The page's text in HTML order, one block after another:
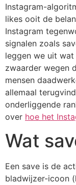
Instagram-
likes ooit de
Instagram
signalen zoals
leggen we uit
zwaarder wegen
mensen
allemaal
onderliggende
over hoe het
Wat
Een save is de
bladwijzer-icoon